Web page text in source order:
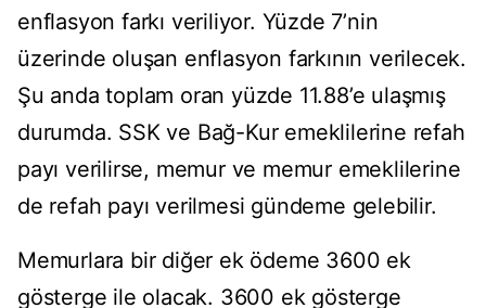
enflasyon farkı veriliyor. Yüzde 7’nin
üzerinde oluşan enflasyon farkının verilecek.
Şu anda toplam oran yüzde 11.88’e ulaşmış
durumda. SSK ve Bağ-Kur emeklilerine refah
payı verilirse, memur ve memur emeklilerine
de refah payı verilmesi gündeme gelebilir.
Memurlara bir diğer ek ödeme 3600 ek
gösterge ile olacak. 3600 ek gösterge